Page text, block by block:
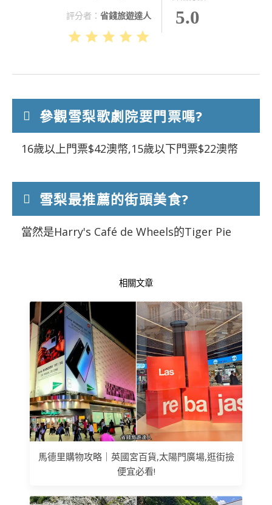
評分者： 省錢旅遊達人 5.0
參觀雪梨歌劇院要門票嗎?
16歲以上門票$42澳幣,15歲以下門票$22澳幣
雪梨最推薦的街頭美食?
當然是Harry's Café de Wheels的Tiger Pie
相關文章
馬德里購物攻略｜英國宮百貨,太陽門廣場,逛街撿
便宜必看!